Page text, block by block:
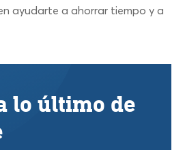
ayudarte a ahorrar tiempo y a
lo último de